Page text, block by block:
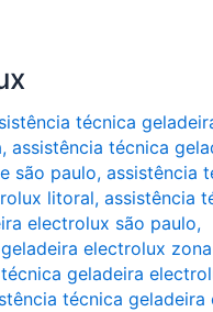
técnica
, assistência técnica
são paulo, assistência
litoral, assistência
electrolux são paulo,
electrolux
geladeira
técnica geladeira